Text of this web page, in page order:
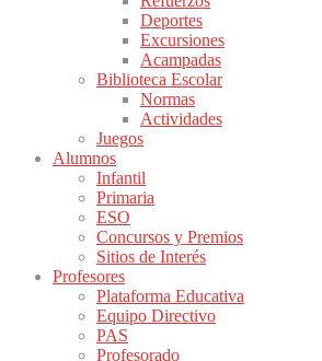
Deportes
Excursiones
Acampadas
Biblioteca Escolar
Normas
Actividades
Juegos
Alumnos
Infantil
Primaria
ESO
Concursos y Premios
Sitios de Interés
Profesores
Plataforma Educativa
Equipo Directivo
PAS
Profesorado